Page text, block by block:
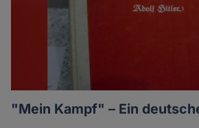
"Mein Kampf" – Ein